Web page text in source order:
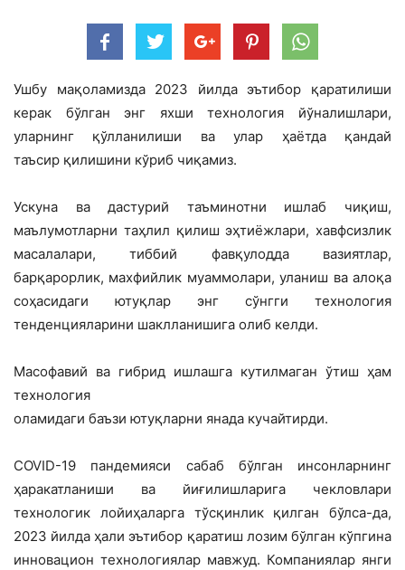
Ушбу мақоламизда 2023 йилда эътибор қаратилиши
керак бўлган энг яхши технология йўналишлари,
уларнинг қўлланилиши ва улар ҳаётда қандай
таъсир қилишини кўриб чиқамиз.
Ускуна ва дастурий таъминотни ишлаб чиқиш,
маълумотларни таҳлил қилиш эҳтиёжлари, хавфсизлик
масалалари, тиббий фавқулодда вазиятлар,
барқарорлик, махфийлик муаммолари, уланиш ва алоқа
соҳасидаги ютуқлар энг сўнгги технология
тенденцияларини шаклланишига олиб келди.
Масофавий ва гибрид ишлашга кутилмаган ўтиш ҳам
технология
оламидаги баъзи ютуқларни янада кучайтирди.
COVID-19 пандемияси сабаб бўлган инсонларнинг
ҳаракатланиши ва йиғилишларига чекловлари
технологик лойиҳаларга тўсқинлик қилган бўлса-да,
2023 йилда ҳали эътибор қаратиш лозим бўлган кўпгина
инновацион технологиялар мавжуд. Компаниялар янги